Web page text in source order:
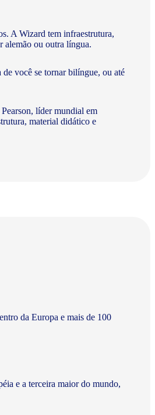
A Wizard tem infraestrutura,
alemão ou outra língua.
você se tornar bilíngue, ou até
líder mundial em
material didático e
da Europa e mais de 100
e a terceira maior do mundo,